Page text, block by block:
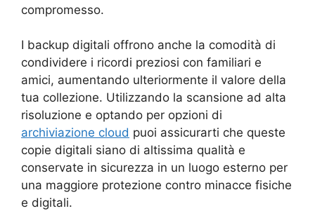
compromesso.
I backup digitali offrono anche la comodità di
condividere i ricordi preziosi con familiari e
amici, aumentando ulteriormente il valore della
tua collezione. Utilizzando la scansione ad alta
risoluzione e optando per opzioni di
archiviazione cloud puoi assicurarti che queste
copie digitali siano di altissima qualità e
conservate in sicurezza in un luogo esterno per
una maggiore protezione contro minacce fisiche
e digitali.